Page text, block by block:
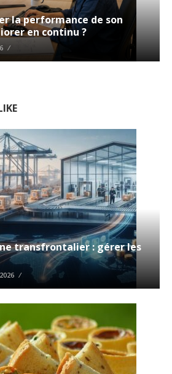
la performance de son
en continu ?
transfrontalier : gérer les